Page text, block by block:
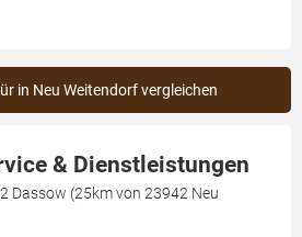
in Neu Weitendorf vergleichen
& Dienstleistungen
Dassow (25km von 23942 Neu